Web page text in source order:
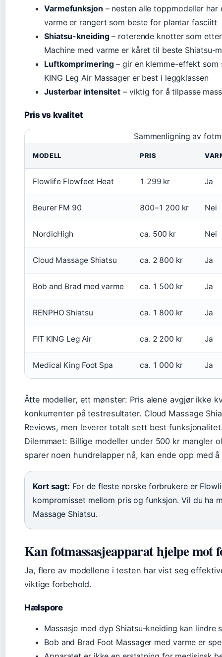
Varmefunksjon – nesten alle toppmodeller har
varme er rangert som beste for plantar fasciitt
Shiatsu-kneiding– roterende knotter som
Machine med varme er kåret til beste Shiatsu-
Luftkomprimering– gir en klemme-effekt som
KING Leg Air Massager er best i leggklassen
Justerbar intensitet – viktig for å tilpasse
Pris vs kvalitet
Sammenligning av
MODELL PRIS
Flowlife Flowfeet Heat 1 299 kr Ja
Beurer FM 90 800–1 200 kr Nei
NordicHigh ca. 500 kr Nei
Cloud Massage Shiatsu ca. 2 800 kr Ja
Bob and Brad med varme ca. 1 500 kr Ja
RENPHO Shiatsu ca. 1 800 kr Ja
FIT KING Leg Air ca. 2 200 kr Ja
Medical King Foot Spa ca. 1 000 kr Ja
Åtte modeller, ett mønster: Pris alene avgjør ikke
konkurrenter på testresultater. Cloud Massage
Reviews, men leverer totalt sett best
Dilemmaet: Billige modeller under 500 kr mangler
sparer noen hundrelapper nå, kan ende opp med
Kort sagt: For de fleste norske forbrukere er
kompromisset mellom pris og funksjon. Vil du ha
Massage Shiatsu.
Kan fotmassasjeapparat hjelpe mot
Ja, flere av modellene i testen har vist seg
viktige forbehold.
Hælspore
Massasje med dyp Shiatsu-kneiding kan lindre
Bob and Brad Foot Massager med varme er